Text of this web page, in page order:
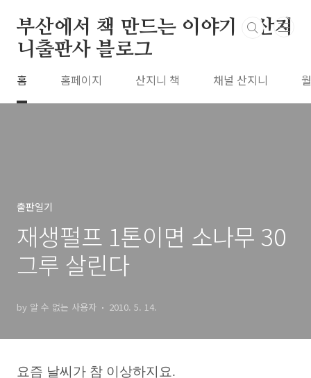
부산에서 책 만드는 이야기 : 산지
니출판사 블로그
홈 홈페이지 산지니 책 채널 산지니
출판일기
재생펄프 1톤이면 소나무 30
그루 살린다
by 알 수 없는 사용자 2010. 5. 14.
요즘 날씨가 참 이상하지요.